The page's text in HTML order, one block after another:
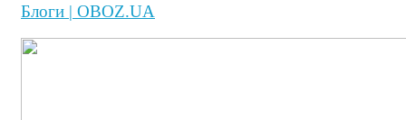
Блоги | OBOZ.UA